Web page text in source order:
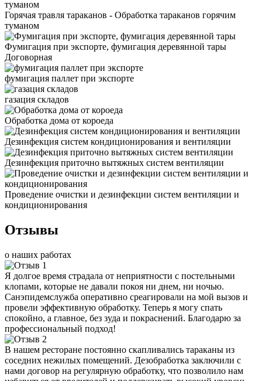
Горячая травля тараканов - Обработка тараканов горячим
туманом
Фумигация при экспорте, фумигация деревянной тары
Договорная
фумигация паллет при экспорте
газация складов
Обработка дома от короеда
Дезинфекция систем кондиционирования и вентиляции
Дезинфекция приточно вытяжных систем вентиляции
Проведение очистки и дезинфекции систем вентиляции и
кондиционирования
Отзывы
о наших работах
Я долгое время страдала от неприятности с постельными
клопами, которые не давали покоя ни днем, ни ночью.
Санэпидемслужба оперативно среагировали на мой вызов и
провели эффективную обработку. Теперь я могу спать
спокойно, а главное, без зуда и покраснений. Благодарю за
профессиональный подход!
В нашем ресторане постоянно скапливались тараканы из
соседних нежилых помещений. Дезобработка заключили с
нами договор на регулярную обработку, что позволило нам